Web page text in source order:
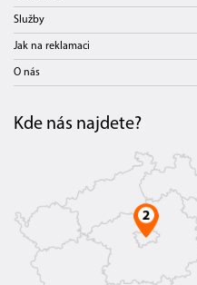
Služby
Jak na reklamaci
O nás
Kde nás najdete?